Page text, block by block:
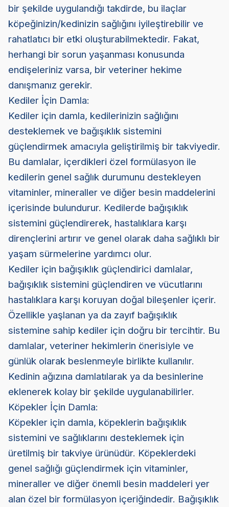
bir şekilde uygulandığı takdirde, bu ilaçlar
köpeğinizin/kedinizin sağlığını iyileştirebilir ve
rahatlatıcı bir etki oluşturabilmektedir. Fakat,
herhangi bir sorun yaşanması konusunda
endişeleriniz varsa, bir veteriner hekime
danışmanız gerekir.
Kediler İçin Damla:
Kediler için damla, kedilerinizin sağlığını
desteklemek ve bağışıklık sistemini
güçlendirmek amacıyla geliştirilmiş bir takviyedir.
Bu damlalar, içerdikleri özel formülasyon ile
kedilerin genel sağlık durumunu destekleyen
vitaminler, mineraller ve diğer besin maddelerini
içerisinde bulundurur. Kedilerde bağışıklık
sistemini güçlendirerek, hastalıklara karşı
dirençlerini artırır ve genel olarak daha sağlıklı bir
yaşam sürmelerine yardımcı olur.
Kediler için bağışıklık güçlendirici damlalar,
bağışıklık sistemini güçlendiren ve vücutlarını
hastalıklara karşı koruyan doğal bileşenler içerir.
Özellikle yaşlanan ya da zayıf bağışıklık
sistemine sahip kediler için doğru bir tercihtir. Bu
damlalar, veteriner hekimlerin önerisiyle ve
günlük olarak beslenmeyle birlikte kullanılır.
Kedinin ağızına damlatılarak ya da besinlerine
eklenerek kolay bir şekilde uygulanabilirler.
Köpekler İçin Damla:
Köpekler için damla, köpeklerin bağışıklık
sistemini ve sağlıklarını desteklemek için
üretilmiş bir takviye ürünüdür. Köpeklerdeki
genel sağlığı güçlendirmek için vitaminler,
mineraller ve diğer önemli besin maddeleri yer
alan özel bir formülasyon içeriğindedir. Bağışıklık